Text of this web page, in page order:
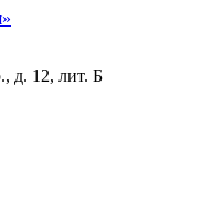
д. 12, лит. Б